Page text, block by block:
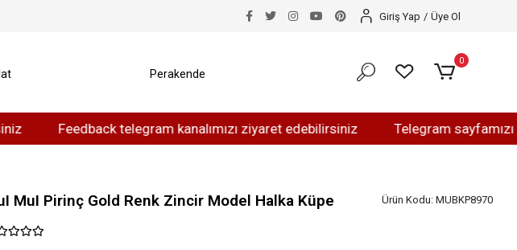
Feedback telegram kanalımızı ziyaret edebilirsiniz Telegram sayfamızı
Giriş Yap / Üye Ol
Perakende
0
MuI Pirinç Gold Renk Zincir Model Halka Küpe Ürün Kodu: MUBKP8970